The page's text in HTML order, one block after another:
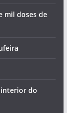
mil doses de
do